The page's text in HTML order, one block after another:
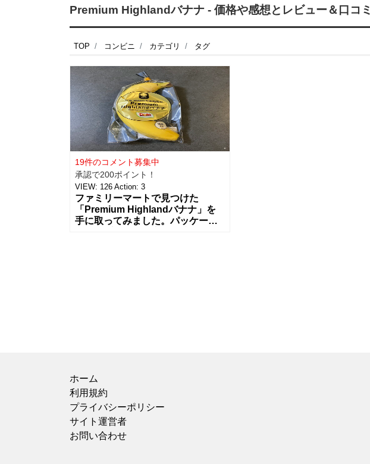
Premium Highlandバナナ - 価格や感想とレビュー＆口コミ
TOP コンビニ カテゴリ タグ
19件のコメント募集中
承認で200ポイント！
VIEW: 126 Action: 3
ファミリーマートで見つけた
「Premium Highlandバナナ」を
手に取ってみました。パッケージ
ホーム
利用規約
プライバシーポリシー
サイト運営者
お問い合わせ